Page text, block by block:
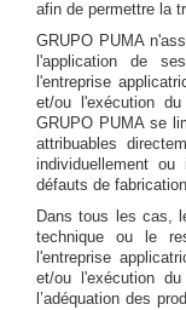
afin de permettre la
GRUPO PUMA
l'application de
l'entreprise
et/ou l'exécution
GRUPO PUMA se
attribuables
individuellement
défauts de
Dans tous les cas,
technique ou le
l'entreprise
et/ou l'exécution
l’adéquation des